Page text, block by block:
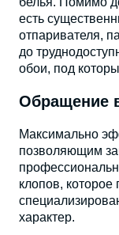
есть
отпаривателя,
до
обои, под
Обращение
Максимально
позволяющим
клопов, которое
характер.